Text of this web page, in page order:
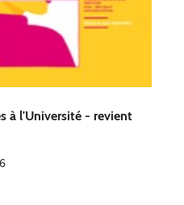
à l'Université - revient